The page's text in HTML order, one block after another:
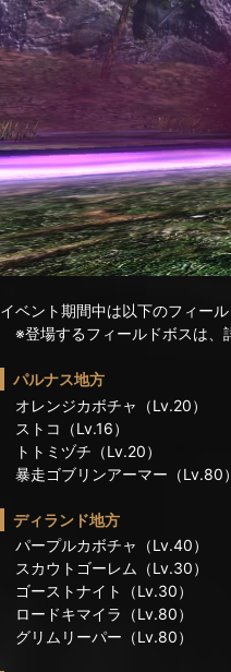
イベント期間中は以下のフィール
※登場するフィールドボスは、
パルナス地方
オレンジカボチャ（Lv.20）
ストコ（Lv.16）
トトミヅチ（Lv.20）
暴走ゴブリンアーマー（Lv.80）
ディランド地方
パープルカボチャ（Lv.40）
スカウトゴーレム（Lv.30）
ゴーストナイト（Lv.30）
ロードキマイラ（Lv.80）
グリムリーパー（Lv.80）